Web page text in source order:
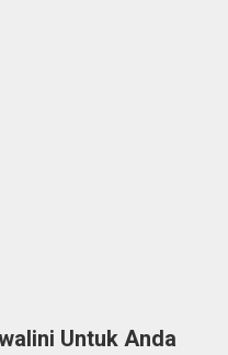
Untuk Anda